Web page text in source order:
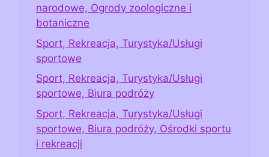
narodowe, Ogrody zoologiczne i
botaniczne
Sport, Rekreacja, Turystyka/Usługi
sportowe
Sport, Rekreacja, Turystyka/Usługi
sportowe, Biura podróży
Sport, Rekreacja, Turystyka/Usługi
sportowe, Biura podróży, Ośrodki sportu
i rekreacji